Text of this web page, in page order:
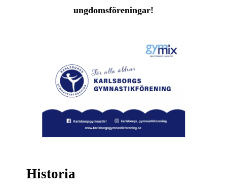
ungdomsföreningar!
Historia